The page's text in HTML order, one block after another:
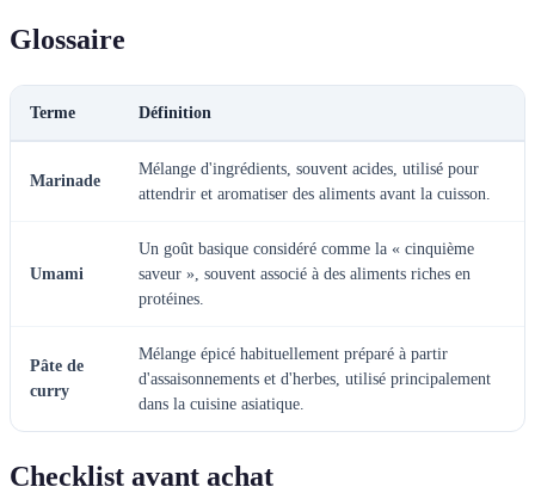
Glossaire
Terme Définition
Marinade
Mélange d'ingrédients, souvent acides, utilisé pour
attendrir et aromatiser des aliments avant la cuisson.
Umami
Un goût basique considéré comme la « cinquième
saveur », souvent associé à des aliments riches en
protéines.
Pâte de
curry
Mélange épicé habituellement préparé à partir
d'assaisonnements et d'herbes, utilisé principalement
dans la cuisine asiatique.
Checklist avant achat